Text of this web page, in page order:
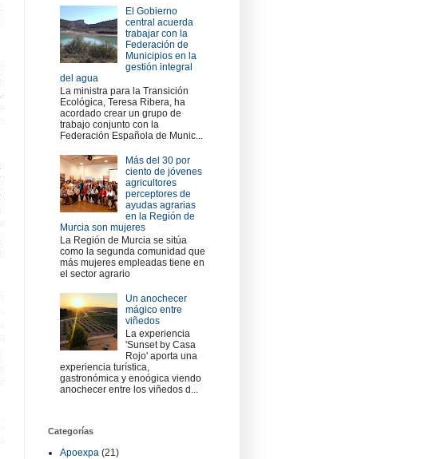
El Gobierno
central acuerda
trabajar con la
Federación de
Municipios en la
gestión integral
del agua
La ministra para la Transición
Ecológica, Teresa Ribera, ha
acordado crear un grupo de
trabajo conjunto con la
Federación Española de Munic...
Más del 30 por
ciento de jóvenes
agricultores
perceptores de
ayudas agrarias
en la Región de
Murcia son mujeres
La Región de Murcia se sitúa
como la segunda comunidad que
más mujeres empleadas tiene en
el sector agrario
Un anochecer
mágico entre
viñedos
La experiencia
'Sunset by Casa
Rojo' aporta una
experiencia turística,
gastronómica y enoógica viendo
anochecer entre los viñedos d...
Categorías
Apoexpa (21)